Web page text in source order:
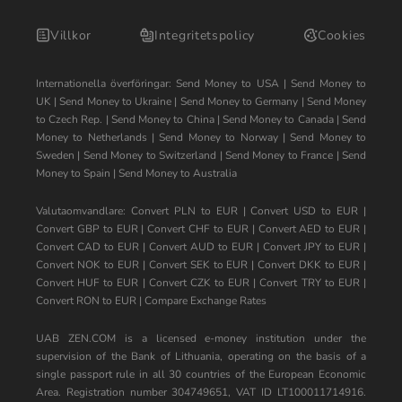
Villkor Integritetspolicy Cookies
Internationella överföringar: Send Money to USA| Send Money to
UK | Send Money to Ukraine | Send Money to Germany | Send Money
to Czech Rep. | Send Money to China| Send Money to Canada| Send
Money to Netherlands | Send Money to Norway| Send Money to
Sweden | Send Money to Switzerland | Send Money to France | Send
Money to Spain | Send Money to Australia
Valutaomvandlare: Convert PLN to EUR|Convert USD to EUR |
Convert GBP to EUR|Convert CHF to EUR| Convert AED to EUR |
Convert CAD to EUR | Convert AUD to EUR | Convert JPY to EUR |
Convert NOK to EUR| Convert SEK to EUR |Convert DKK to EUR |
Convert HUF to EUR | Convert CZK to EUR |Convert TRY to EUR|
Convert RON to EUR | Compare Exchange Rates
UAB ZEN.COM is a licensed e-money institution under the
supervision of the Bank of Lithuania, operating on the basis of a
single passport rule in all 30 countries of the European Economic
Area. Registration number 304749651, VAT ID LT100011714916.